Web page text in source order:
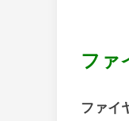
ファ
ファイ